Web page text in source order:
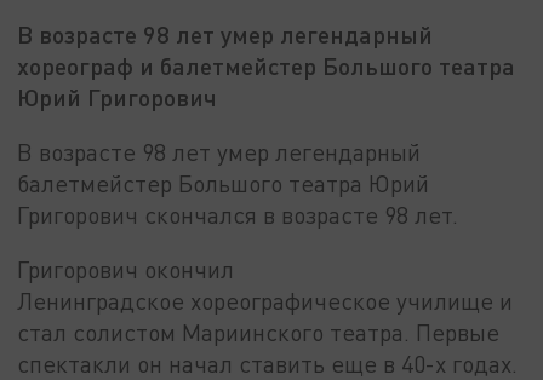
В возрасте 98 лет умер легендарный
хореограф и балетмейстер Большого театра
Юрий Григорович
В возрасте 98 лет умер легендарный
балетмейстер Большого театра Юрий
Григорович скончался в возрасте 98 лет.
Григорович окончил
Ленинградское хореографическое училище и
стал солистом Мариинского театра. Первые
спектакли он начал ставить еще в 40-х годах.